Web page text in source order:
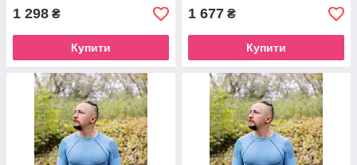
1 298 ₴
Купити
1 677 ₴
Купити